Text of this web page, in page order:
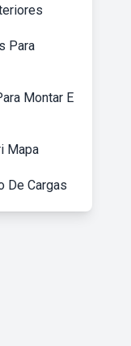
Para
Montar E
Mapa
De Cargas